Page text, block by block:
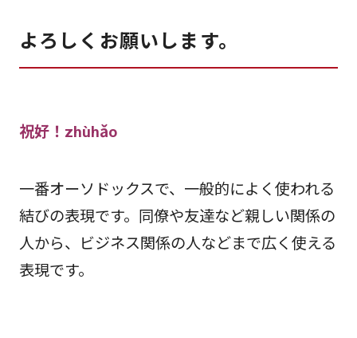
よろしくお願いします。
祝好！zhùhǎo
一番オーソドックスで、一般的によく使われる
結びの表現です。同僚や友達など親しい関係の
人から、ビジネス関係の人などまで広く使える
表現です。